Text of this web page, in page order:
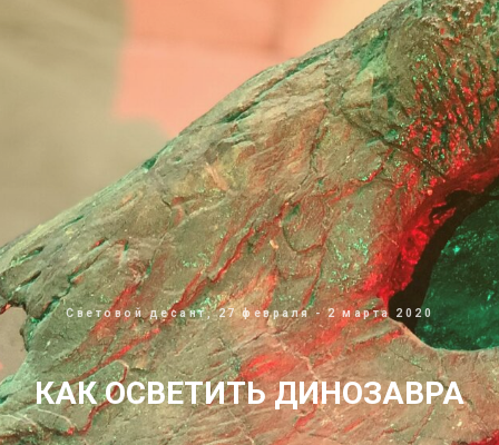
Световой десант, 27 февраля - 2 марта 2020
КАК ОСВЕТИТЬ ДИНОЗАВРА